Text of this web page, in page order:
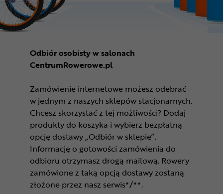
Odbiór osobisty w salonach
CentrumRowerowe.pl
Zamówienie internetowe możesz odebrać
w jednym z naszych sklepów stacjonarnych.
Chcesz skorzystać z tej możliwości? Dodaj
produkty do koszyka i wybierz bezpłatną
opcję dostawy „Odbiór w sklepie”.
Informację o gotowości zamówienia do
odbioru otrzymasz drogą mailową. Rowery
zamówione z taką opcją dostawy zostaną
złożone przez nasz serwis*/**.